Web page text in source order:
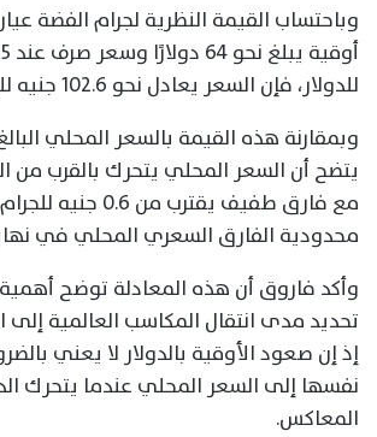
للدولار، فإن السعر يعادل نحو 102.6 جنيه للجرام.
يتضح أن السعر المحلي يتحرك بالقرب من
مع فارق طفيف يقترب
محدودية الفارق السعري المحلي في
وأكد فاروق أن هذه المعادلة توضح
تحديد مدى انتقال المكاسب العالمية
إذ إن صعود الأوقية بالدولار لا يعني
نفسها إلى السعر المحلي عندما يتحرك
المعاكس.